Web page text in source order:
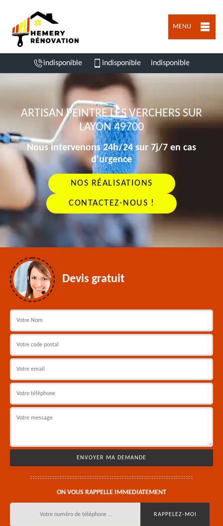
MENU
indisponible indisponible indisponible
ARTISAN PEINTRE LES VERCHERS SUR
LAYON 49700
Nous intervenons 24h/24 sur 7j/7 en cas
d'urgence
NOS RÉALISATIONS
CONTACTEZ-NOUS !
Devis gratuit
ON VOUS RAPPELLE IMMEDIATEMENT